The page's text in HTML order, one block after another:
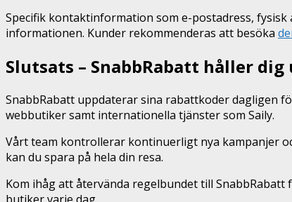
Specifik kontaktinformation som e-postadress,
informationen. Kunder rekommenderas att besöka
Slutsats – SnabbRabatt håller dig
SnabbRabatt uppdaterar sina rabattkoder dagligen
webbutiker samt internationella tjänster som Saily.
Vårt team kontrollerar kontinuerligt nya kampanjer
kan du spara på hela din resa.
Kom ihåg att återvända regelbundet till